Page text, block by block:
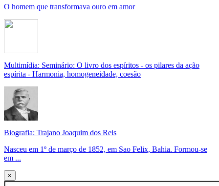
O homem que transformava ouro em amor
Multimídia: Seminário: O livro dos espíritos - os pilares da ação
espírita - Harmonia, homogeneidade, coesão
Biografia: Trajano Joaquim dos Reis
Nasceu em 1º de março de 1852, em Sao Felix, Bahia. Formou-se
em ...
×